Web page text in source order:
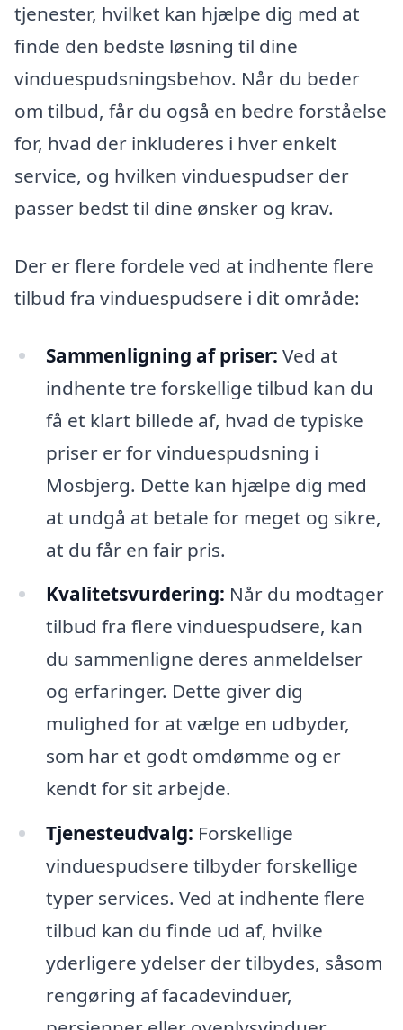
tjenester, hvilket kan hjælpe dig med at
finde den bedste løsning til dine
vinduespudsningsbehov. Når du beder
om tilbud, får du også en bedre forståelse
for, hvad der inkluderes i hver enkelt
service, og hvilken vinduespudser der
passer bedst til dine ønsker og krav.
Der er flere fordele ved at indhente flere
tilbud fra vinduespudsere i dit område:
Sammenligning af priser: Ved at
indhente tre forskellige tilbud kan du
få et klart billede af, hvad de typiske
priser er for vinduespudsning i
Mosbjerg. Dette kan hjælpe dig med
at undgå at betale for meget og sikre,
at du får en fair pris.
Kvalitetsvurdering: Når du modtager
tilbud fra flere vinduespudsere, kan
du sammenligne deres anmeldelser
og erfaringer. Dette giver dig
mulighed for at vælge en udbyder,
som har et godt omdømme og er
kendt for sit arbejde.
Tjenesteudvalg: Forskellige
vinduespudsere tilbyder forskellige
typer services. Ved at indhente flere
tilbud kan du finde ud af, hvilke
yderligere ydelser der tilbydes, såsom
rengøring af facadevinduer,